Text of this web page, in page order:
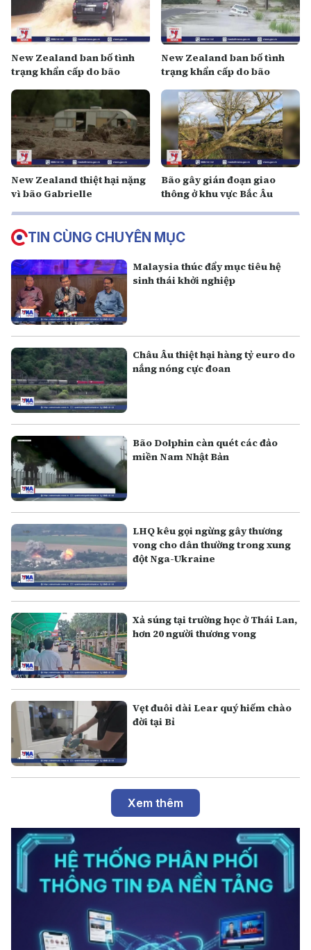
New Zealand ban bố tình
trạng khẩn cấp do bão
New Zealand ban bố tình
trạng khẩn cấp do bão
New Zealand thiệt hại nặng
vì bão Gabrielle
Bão gây gián đoạn giao
thông ở khu vực Bắc Âu
TIN CÙNG CHUYÊN MỤC
Malaysia thúc đẩy mục tiêu hệ
sinh thái khởi nghiệp
Châu Âu thiệt hại hàng tỷ euro do
nắng nóng cực đoan
Bão Dolphin càn quét các đảo
miền Nam Nhật Bản
LHQ kêu gọi ngừng gây thương
vong cho dân thường trong xung
đột Nga-Ukraine
Xả súng tại trường học ở Thái Lan,
hơn 20 người thương vong
Vẹt đuôi dài Lear quý hiếm chào
đời tại Bỉ
Xem thêm